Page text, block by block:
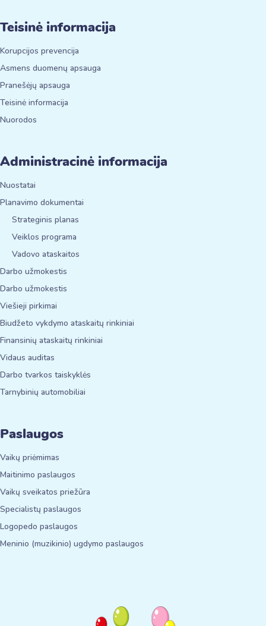
Teisinė informacija
Korupcijos prevencija
Asmens duomenų apsauga
Pranešėjų apsauga
Teisinė informacija
Nuorodos
Administracinė informacija
Nuostatai
Planavimo dokumentai
Strateginis planas
Veiklos programa
Vadovo ataskaitos
Darbo užmokestis
Darbo užmokestis
Viešieji pirkimai
Biudžeto vykdymo ataskaitų rinkiniai
Finansinių ataskaitų rinkiniai
Vidaus auditas
Darbo tvarkos taiskyklės
Tarnybinių automobiliai
Paslaugos
Vaikų priėmimas
Maitinimo paslaugos
Vaikų sveikatos priežūra
Specialistų paslaugos
Logopedo paslaugos
Meninio (muzikinio) ugdymo paslaugos